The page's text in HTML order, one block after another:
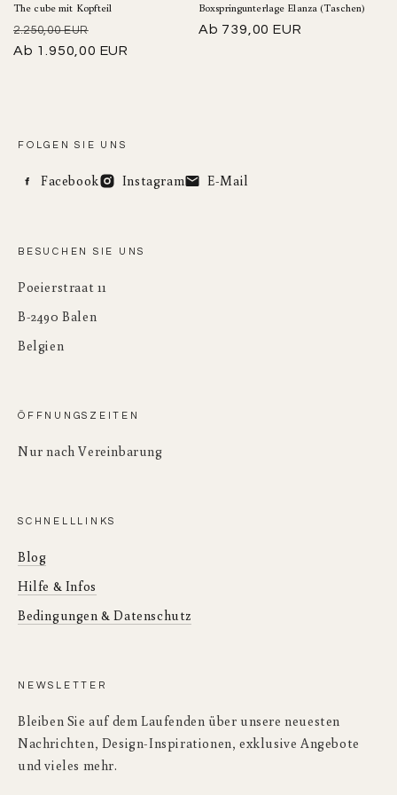
The cube mit Kopfteil
Normaler
Preis
2.250,00 EUR
Angebotspreis
Ab 1.950,00 EUR
Boxspringunterlage Elanza (Taschen)
Normalpreis
Ab 739,00 EUR
FOLGEN SIE UNS
Facebook Instagram E-Mail
BESUCHEN SIE UNS
Poeierstraat 11
B-2490 Balen
Belgien
ÖFFNUNGSZEITEN
Nur nach Vereinbarung
SCHNELLLINKS
Blog
Hilfe & Infos
Bedingungen & Datenschutz
NEWSLETTER
Bleiben Sie auf dem Laufenden über unsere neuesten
Nachrichten, Design-Inspirationen, exklusive Angebote
und vieles mehr.